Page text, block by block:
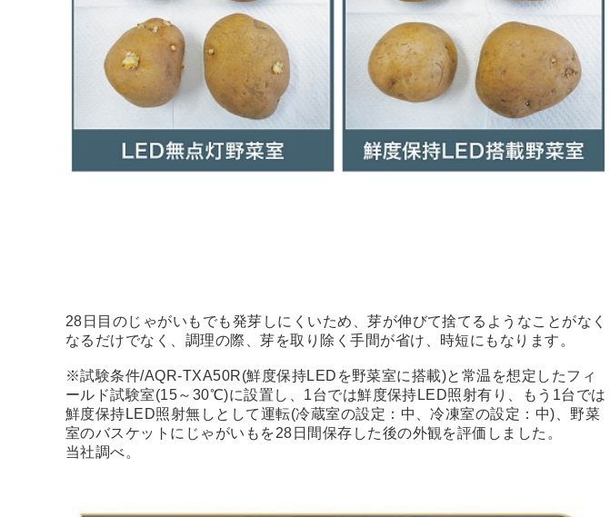
28日目のじゃがいもでも発芽しにくいため、芽が伸びて捨てるようなことがなく
なるだけでなく、調理の際、芽を取り除く手間が省け、時短にもなります。
※試験条件/AQR-TXA50R(鮮度保持LEDを野菜室に搭載)と常温を想定したフィ
ールド試験室(15～30℃)に設置し、1台では鮮度保持LED照射有り、もう1台では
鮮度保持LED照射無しとして運転(冷蔵室の設定：中、冷凍室の設定：中)、野菜
室のバスケットにじゃがいもを28日間保存した後の外観を評価しました。
当社調べ。